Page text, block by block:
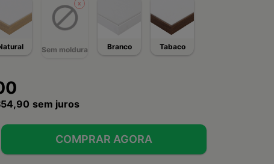
Sem moldura Branco Tabaco
sem juros